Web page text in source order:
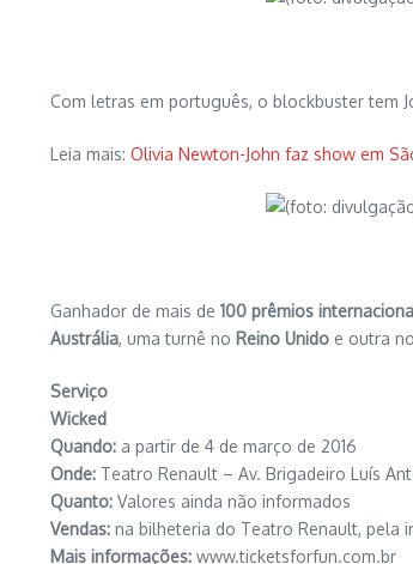
Com letras em português, o blockbuster tem
Leia mais: Olivia Newton-John faz show em
Ganhador de mais de 100 prêmios
Austrália, uma turnê no Reino Unido e outra
Serviço
Wicked
Quando: a partir de 4 de março de 2016
Onde: Teatro Renault – Av. Brigadeiro Luís
Quanto: Valores ainda não informados
Vendas: na bilheteria do Teatro Renault, pela
Mais informações: www.ticketsforfun.com.br